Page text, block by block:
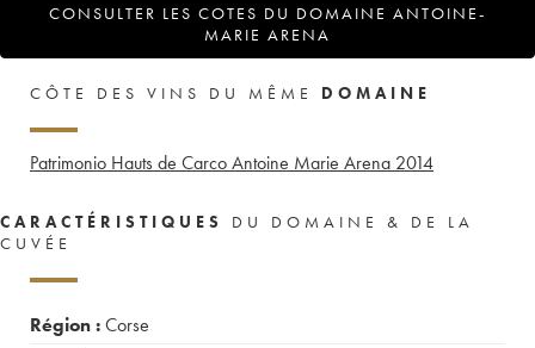
CONSULTER LES COTES DU DOMAINE ANTOINE-
MARIE ARENA
CÔTE DES VINS DU MÊME DOMAINE
Patrimonio Hauts de Carco Antoine Marie Arena 2014
CARACTÉRISTIQUES
DU DOMAINE & DE LA
CUVÉE
Région :Corse